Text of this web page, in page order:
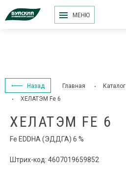
МЕНЮ
Назад Главная Каталог
ХЕЛАТЭМ Fe 6
ХЕЛАТЭМ FE 6
Fe EDDHA (ЭДДГА) 6 %
Штрих-код: 4607019659852